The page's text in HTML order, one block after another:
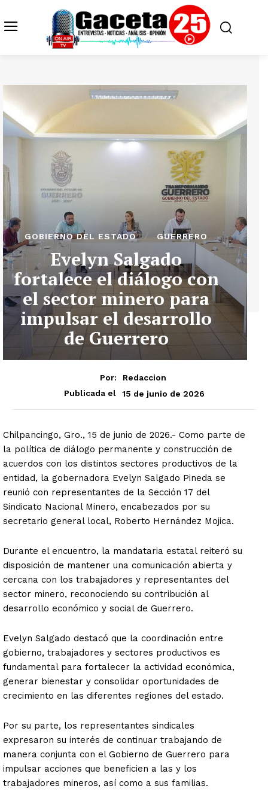
GOBIERNO DEL ESTADO GUERRERO
Evelyn Salgado
fortalece el diálogo con
el sector minero para
impulsar el desarrollo
de Guerrero
Por:
Redaccion
Publicada el
15 de junio de 2026
Chilpancingo, Gro., 15 de junio de 2026.- Como parte de
la política de diálogo permanente y construcción de
acuerdos con los distintos sectores productivos de la
entidad, la gobernadora Evelyn Salgado Pineda se
reunió con representantes de la Sección 17 del
Sindicato Nacional Minero, encabezados por su
secretario general local, Roberto Hernández Mojica.
Durante el encuentro, la mandataria estatal reiteró su
disposición de mantener una comunicación abierta y
cercana con los trabajadores y representantes del
sector minero, reconociendo su contribución al
desarrollo económico y social de Guerrero.
Evelyn Salgado destacó que la coordinación entre
gobierno, trabajadores y sectores productivos es
fundamental para fortalecer la actividad económica,
generar bienestar y consolidar oportunidades de
crecimiento en las diferentes regiones del estado.
Por su parte, los representantes sindicales
expresaron su interés de continuar trabajando de
manera conjunta con el Gobierno de Guerrero para
impulsar acciones que beneficien a las y los
trabajadores mineros, así como a sus familias.